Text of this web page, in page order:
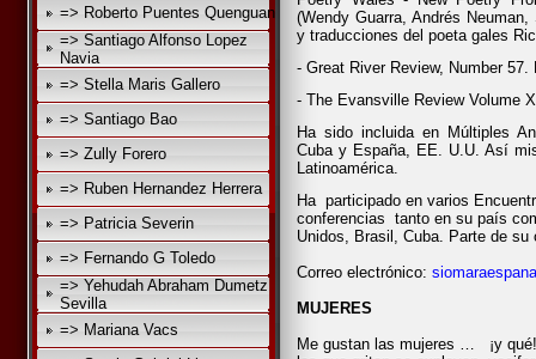
=> Roberto Puentes Quenguan
=> Santiago Alfonso Lopez
Navia
=> Stella Maris Gallero
=> Santiago Bao
=> Zully Forero
=> Ruben Hernandez Herrera
=> Patricia Severin
=> Fernando G Toledo
=> Yehudah Abraham Dumetz
Sevilla
=> Mariana Vacs
(Wendy Guarra, Andrés
y traducciones del poeta gales
- Great River Review, Number
- The Evansville Review Volume
Ha sido incluida en Múltiples
Cuba y España, EE. U.U. Así
Latinoamérica.
Ha participado en varios
conferencias tanto en su país
Unidos, Brasil, Cuba. Parte de
Correo electrónico:
MUJERES
Me gustan las mujeres … ¡y qué!